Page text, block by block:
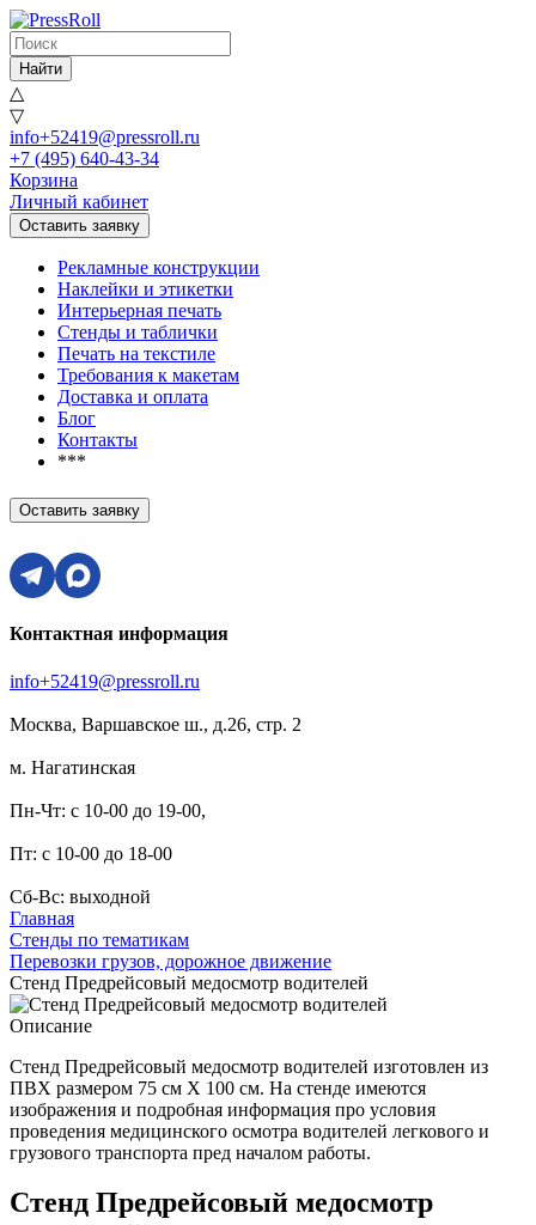
Найти
△
▽
info+52419@pressroll.ru
+7 (495) 640-43-34
Корзина
Личный кабинет
Оставить заявку
Рекламные конструкции
Наклейки и этикетки
Интерьерная печать
Стенды и таблички
Печать на текстиле
Требования к макетам
Доставка и оплата
Блог
Контакты
***
Оставить заявку
Контактная информация
info+52419@pressroll.ru
Москва, Варшавское ш., д.26, стр. 2
м. Нагатинская
Пн-Чт: с 10-00 до 19-00,
Пт: с 10-00 до 18-00
Сб-Вс: выходной
Главная
Стенды по тематикам
Перевозки грузов, дорожное движение
Стенд Предрейсовый медосмотр водителей
Описание
Стенд Предрейсовый медосмотр водителей изготовлен из
ПВХ размером 75 см Х 100 см. На стенде имеются
изображения и подробная информация про условия
проведения медицинского осмотра водителей легкового и
грузового транспорта пред началом работы.
Стенд Предрейсовый медосмотр